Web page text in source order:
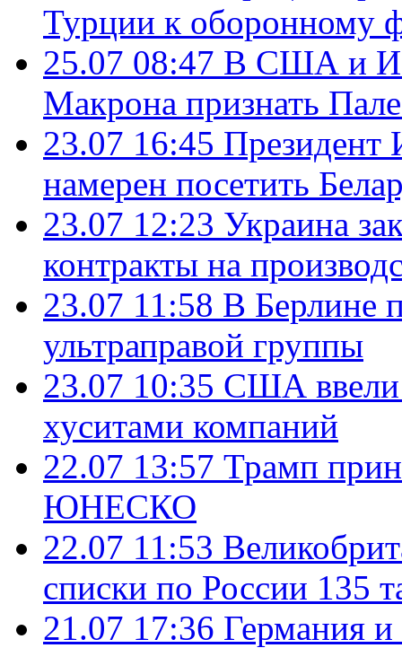
Турции к оборонному
25.07 08:47 В США и
Макрона признать
23.07 16:45 Президент
намерен посетить
23.07 12:23 Украина
контракты на
23.07 11:58 В Берлине
ультраправой группы
23.07 10:35 США ввели
хуситами компаний
22.07 13:57 Трамп
ЮНЕСКО
22.07 11:53
списки по России 135
21.07 17:36 Германия